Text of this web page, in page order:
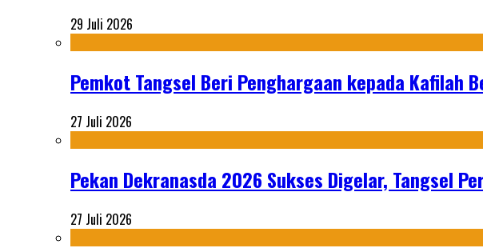
29 Juli 2026
Pemkot Tangsel Beri Penghargaan kepada Kafilah
27 Juli 2026
Pekan Dekranasda 2026 Sukses Digelar, Tangsel
27 Juli 2026